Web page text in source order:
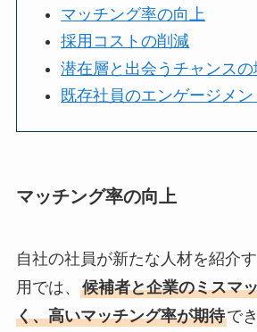
マッチング率の向上
採用コストの削減
潜在層と出会うチャンスの
既存社員のエンゲージメン
マッチング率の向上
自社の社員が新たな人材を紹介
用では、 候補者と企業のミスマ
く、高いマッチング率が期待で